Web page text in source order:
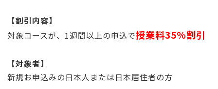
【割引内容】
対象コースが、1週間以上の申込で授業料35%割引
【対象者】
新規お申込みの日本人または日本居住者の方